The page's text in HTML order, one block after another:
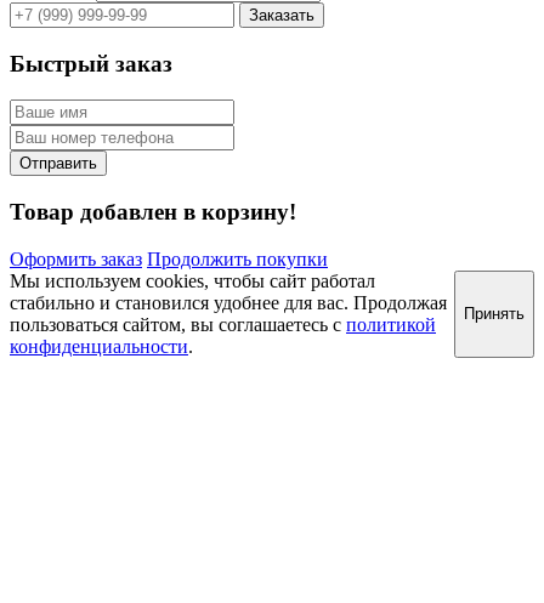
Быстрый заказ
Товар добавлен в корзину!
Оформить заказ Продолжить покупки
Мы используем cookies, чтобы сайт работал
стабильно и становился удобнее для вас. Продолжая
пользоваться сайтом, вы соглашаетесь с политикой
конфиденциальности.
Принять